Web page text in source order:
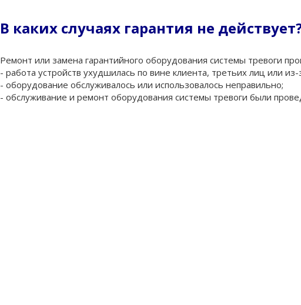
В каких случаях гарантия не
Ремонт или замена гарантийного оборудования системы тревоги
- работа устройств ухудшилась по вине клиента, третьих лиц или
- оборудование обслуживалось или использовалось неправильно;
- обслуживание и ремонт оборудования системы тревоги были